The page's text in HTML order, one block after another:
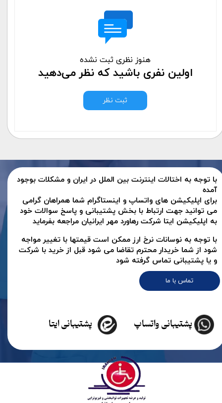
هنوز نظری ثبت نشده
اولین نفری باشید که نظر می‌دهید
ثبت نظر
تماس با ما
با توجه به اختالات اینترنت بین الملل در ایران و مشکلات بوجود
آمده
برای اپلیکیشن های واتساپ و اینستاگرام شما همراهان گرامی
می توانید جهت ارتباط با بخش پشتیبانی و پاسخ سوالات خود
به اپلیکیشن ایتا شرکت رهاورد مهر ایرانیان مراجعه بفرماید
پشتیبانی ایتا پشتیبانی واتساپ
با توجه به نوسانات نرخ ارز ممکن است قیمتها با تغییر مواجه
شود از شما خریدار محترم تقاضا می شود قبل از خرید با شرکت
و یا پشتیبانی تماس گرفته شود